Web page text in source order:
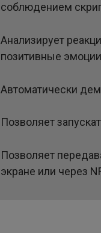
соблюдением
Анализирует
позитивные
Автоматически
Позволяет
Позволяет
экране или через